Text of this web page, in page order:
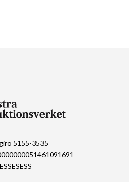
5155-3535
ESSESESS